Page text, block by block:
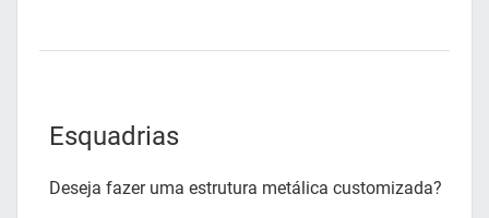
Esquadrias
Deseja fazer uma estrutura metálica customizada?